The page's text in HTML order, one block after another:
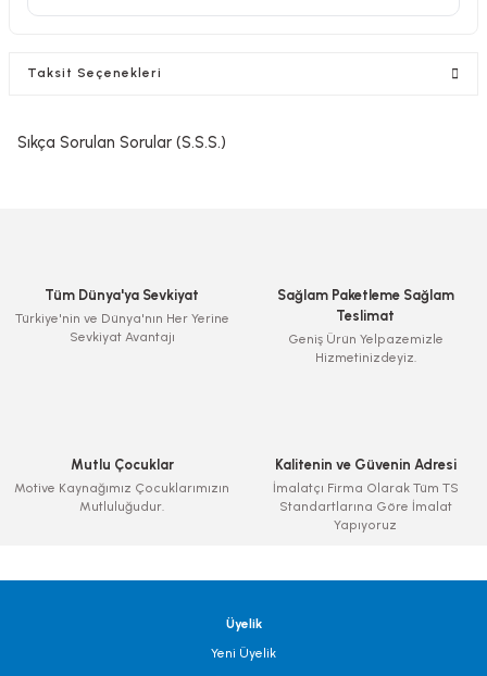
Taksit Seçenekleri
Sıkça Sorulan Sorular (S.S.S.)
Tüm Dünya'ya Sevkiyat
Türkiye'nin ve Dünya'nın Her Yerine
Sevkiyat Avantajı
Sağlam Paketleme Sağlam
Teslimat
Geniş Ürün Yelpazemizle
Hizmetinizdeyiz.
Mutlu Çocuklar
Motive Kaynağımız Çocuklarımızın
Mutluluğudur.
Kalitenin ve Güvenin Adresi
İmalatçı Firma Olarak Tüm TS
Standartlarına Göre İmalat
Yapıyoruz
Üyelik
Yeni Üyelik